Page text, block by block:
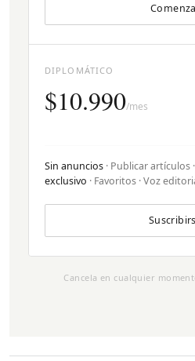
DIPLOMÁTICO
$10.990/mes
Sin anuncios · Publicar artículos ·
exclusivo · Favoritos · Voz
Cancela en cualquier